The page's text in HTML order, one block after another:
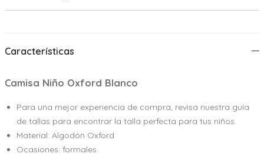
Características
Camisa Niño Oxford Blanco
Para una mejor experiencia de compra, revisa nuestra guía
de tallas para encontrar la talla perfecta para tus niños.
Material: Algodón Oxford
Ocasiones: formales